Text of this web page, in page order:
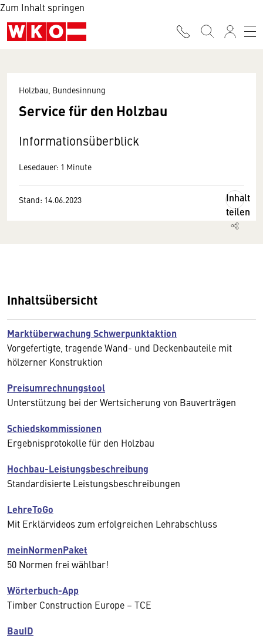
Zum Inhalt springen
Holzbau, Bundesinnung
Service für den Holzbau
Informationsüberblick
Lesedauer: 1 Minute
Stand: 14.06.2023
Inhalt
teilen
Inhaltsübersicht
Marktüberwachung Schwerpunktaktion
Vorgefertigte, tragende Wand- und Deckenbauteile mit
hölzerner Konstruktion
Preisumrechnungstool
Unterstützung bei der Wertsicherung von Bauverträgen
Schiedskommissionen
Ergebnisprotokolle für den Holzbau
Hochbau-Leistungsbeschreibung
Standardisierte Leistungsbeschreibungen
LehreToGo
Mit Erklärvideos zum erfolgreichen Lehrabschluss
meinNormenPaket
50 Normen frei wählbar!
Wörterbuch-App
Timber Construction Europe – TCE
BauID